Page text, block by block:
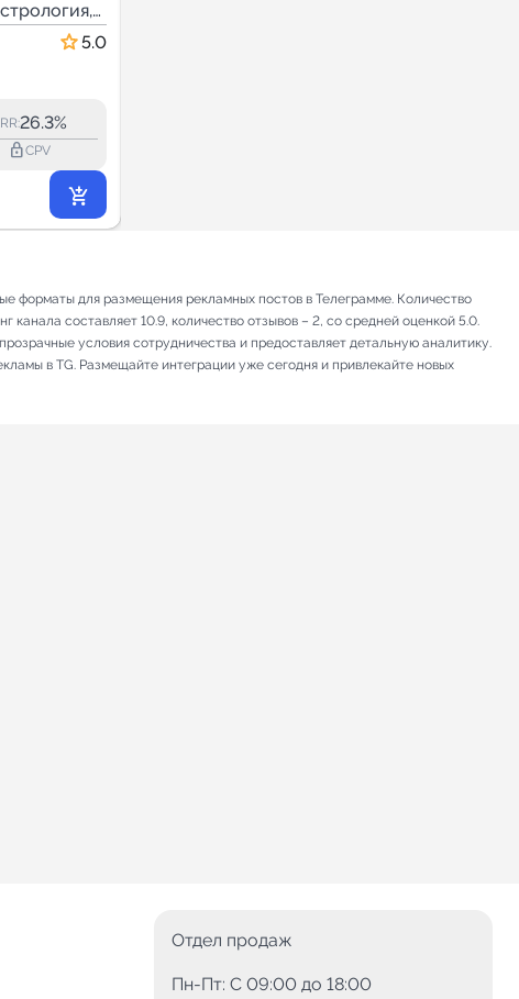
5.0
26.3%
lock_outlineCPV
форматы для размещения рекламных постов в Телеграмме. Количество
канала составляет 10.9, количество отзывов – 2, со средней оценкой 5.0.
условия сотрудничества и предоставляет детальную аналитику.
в TG. Размещайте интеграции уже сегодня и привлекайте новых
Отдел продаж
Пн-Пт: C 09:00 до 18:00